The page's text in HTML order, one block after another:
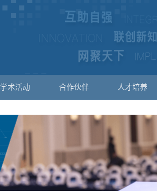
学术活动 合作伙伴 人才培养